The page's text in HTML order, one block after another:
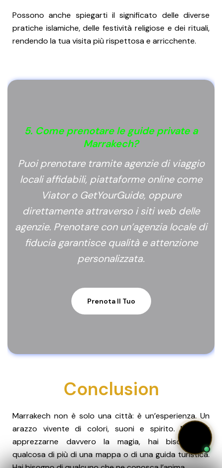
Possono anche spiegarti il significato delle diverse
pratiche islamiche, delle festività religiose e dei rituali,
rendendo la tua visita più rispettosa e arricchente.
5. Come prenotare le guide private a
Marrakech?
Puoi prenotare tramite agenzie di viaggio
locali affidabili, piattaforme online come
Viator o GetYourGuide, oppure
direttamente attraverso i siti web delle
agenzie. Prenotare con un’agenzia locale di
fiducia garantisce qualità e attenzione
personalizzata.
Prenota Il Tuo
Conclusion
Marrakech non è solo una città: è un’esperienza. Un
arazzo vivente di colori, suoni e spirito. Ma per
apprezzarne davvero la magia, hai bisogno di
qualcosa di più di una mappa o di una guida turistica.